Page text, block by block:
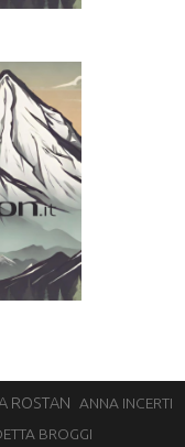
ROSTAN ANNA INCERTI
BROGGI